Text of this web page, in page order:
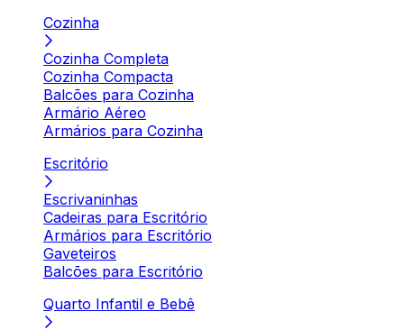
Cozinha
Cozinha Completa
Cozinha Compacta
Balcões para Cozinha
Armário Aéreo
Armários para Cozinha
Escritório
Escrivaninhas
Cadeiras para Escritório
Armários para Escritório
Gaveteiros
Balcões para Escritório
Quarto Infantil e Bebê